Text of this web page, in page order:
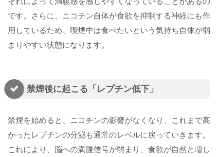
です。さらに、ニコチン自体が食欲を抑制する神経にも作
用しているため、喫煙中は食べたいという気持ち自体が弱
まりやすい状態になります。
禁煙後に起こる「レプチン低下」
禁煙を始めると、ニコチンの影響がなくなり、これまで高
かったレプチンの分泌も通常のレベルに戻っていきます。
これにより、脳への満腹信号が弱まり、食欲が自然と増し